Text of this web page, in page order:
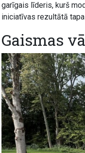
garīgais līderis, kurš
iniciatīvas rezultātā
Gaismas